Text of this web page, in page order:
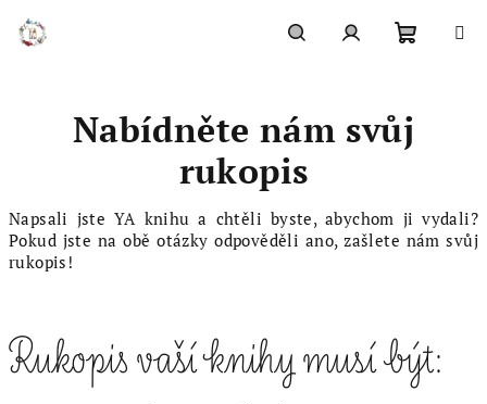
obsah
košík
Nabídněte nám svůj
rukopis
Napsali jste YA knihu a chtěli byste, abychom ji vydali?
Pokud jste na obě otázky odpověděli ano, zašlete nám svůj
rukopis!
Rukopis vaší knihy musí být: